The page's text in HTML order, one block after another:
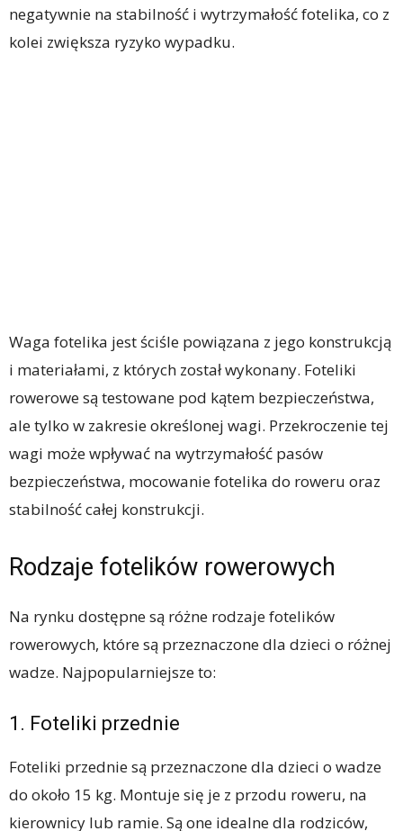
negatywnie na stabilność i wytrzymałość fotelika, co z
kolei zwiększa ryzyko wypadku.
Waga fotelika jest ściśle powiązana z jego konstrukcją
i materiałami, z których został wykonany. Foteliki
rowerowe są testowane pod kątem bezpieczeństwa,
ale tylko w zakresie określonej wagi. Przekroczenie tej
wagi może wpływać na wytrzymałość pasów
bezpieczeństwa, mocowanie fotelika do roweru oraz
stabilność całej konstrukcji.
Rodzaje fotelików rowerowych
Na rynku dostępne są różne rodzaje fotelików
rowerowych, które są przeznaczone dla dzieci o różnej
wadze. Najpopularniejsze to:
1. Foteliki przednie
Foteliki przednie są przeznaczone dla dzieci o wadze
do około 15 kg. Montuje się je z przodu roweru, na
kierownicy lub ramie. Są one idealne dla rodziców,